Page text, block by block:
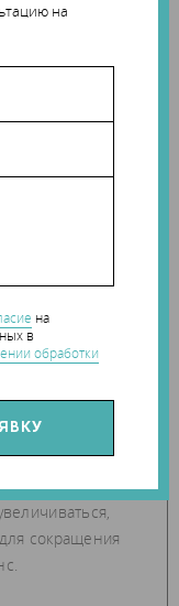
на
на
в
обработки
за счет
более 200 000
LEAP. Если
40
как размеры 3D-
сокращения